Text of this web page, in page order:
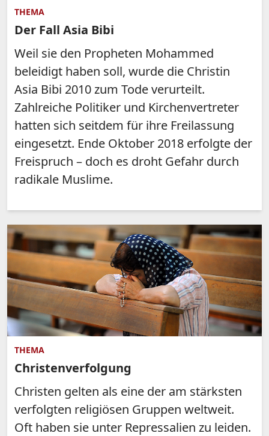
THEMA
Der Fall Asia Bibi
Weil sie den Propheten Mohammed
beleidigt haben soll, wurde die Christin
Asia Bibi 2010 zum Tode verurteilt.
Zahlreiche Politiker und Kirchenvertreter
hatten sich seitdem für ihre Freilassung
eingesetzt. Ende Oktober 2018 erfolgte der
Freispruch – doch es droht Gefahr durch
radikale Muslime.
THEMA
Christenverfolgung
Christen gelten als eine der am stärksten
verfolgten religiösen Gruppen weltweit.
Oft haben sie unter Repressalien zu leiden.